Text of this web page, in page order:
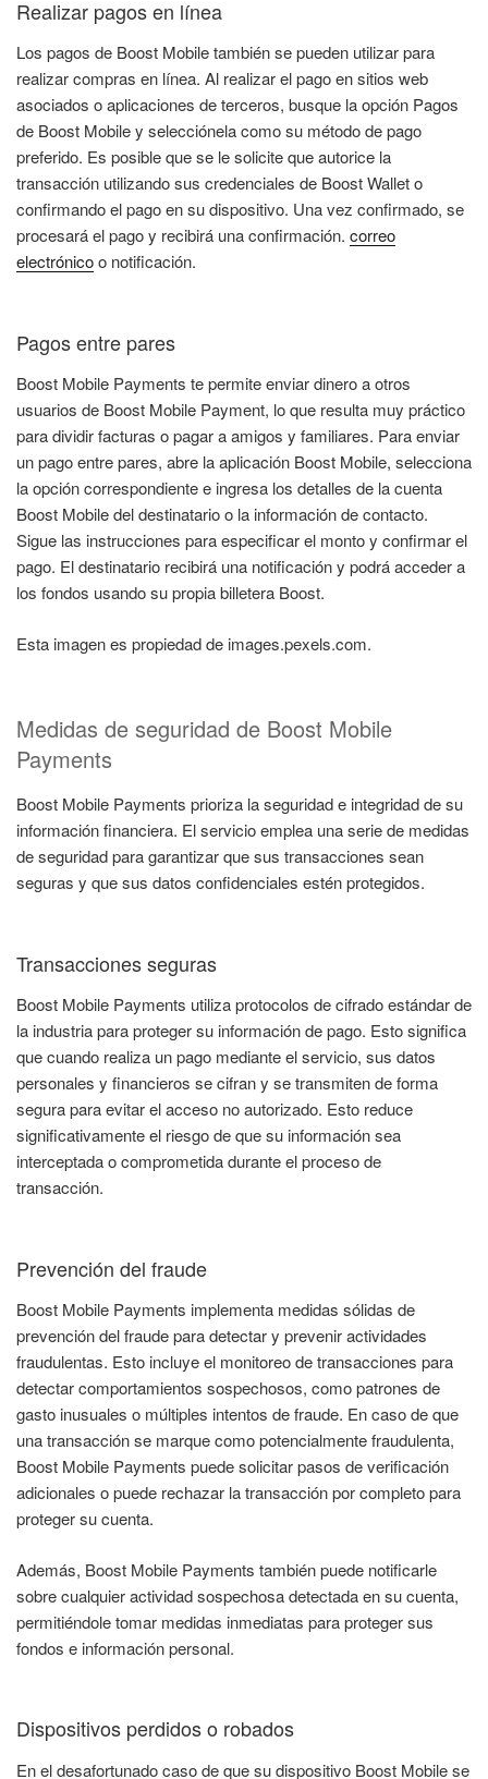
Realizar pagos en línea
Los pagos de Boost Mobile también se pueden utilizar para
realizar compras en línea. Al realizar el pago en sitios web
asociados o aplicaciones de terceros, busque la opción Pagos
de Boost Mobile y selecciónela como su método de pago
preferido. Es posible que se le solicite que autorice la
transacción utilizando sus credenciales de Boost Wallet o
confirmando el pago en su dispositivo. Una vez confirmado, se
procesará el pago y recibirá una confirmación. correo
electrónicoo notificación.
Pagos entre pares
Boost Mobile Payments te permite enviar dinero a otros
usuarios de Boost Mobile Payment, lo que resulta muy práctico
para dividir facturas o pagar a amigos y familiares. Para enviar
un pago entre pares, abre la aplicación Boost Mobile, selecciona
la opción correspondiente e ingresa los detalles de la cuenta
Boost Mobile del destinatario o la información de contacto.
Sigue las instrucciones para especificar el monto y confirmar el
pago. El destinatario recibirá una notificación y podrá acceder a
los fondos usando su propia billetera Boost.
Esta imagen es propiedad de images.pexels.com.
Medidas de seguridad de Boost Mobile
Payments
Boost Mobile Payments prioriza la seguridad e integridad de su
información financiera. El servicio emplea una serie de medidas
de seguridad para garantizar que sus transacciones sean
seguras y que sus datos confidenciales estén protegidos.
Transacciones seguras
Boost Mobile Payments utiliza protocolos de cifrado estándar de
la industria para proteger su información de pago. Esto significa
que cuando realiza un pago mediante el servicio, sus datos
personales y financieros se cifran y se transmiten de forma
segura para evitar el acceso no autorizado. Esto reduce
significativamente el riesgo de que su información sea
interceptada o comprometida durante el proceso de
transacción.
Prevención del fraude
Boost Mobile Payments implementa medidas sólidas de
prevención del fraude para detectar y prevenir actividades
fraudulentas. Esto incluye el monitoreo de transacciones para
detectar comportamientos sospechosos, como patrones de
gasto inusuales o múltiples intentos de fraude. En caso de que
una transacción se marque como potencialmente fraudulenta,
Boost Mobile Payments puede solicitar pasos de verificación
adicionales o puede rechazar la transacción por completo para
proteger su cuenta.
Además, Boost Mobile Payments también puede notificarle
sobre cualquier actividad sospechosa detectada en su cuenta,
permitiéndole tomar medidas inmediatas para proteger sus
fondos e información personal.
Dispositivos perdidos o robados
En el desafortunado caso de que su dispositivo Boost Mobile se